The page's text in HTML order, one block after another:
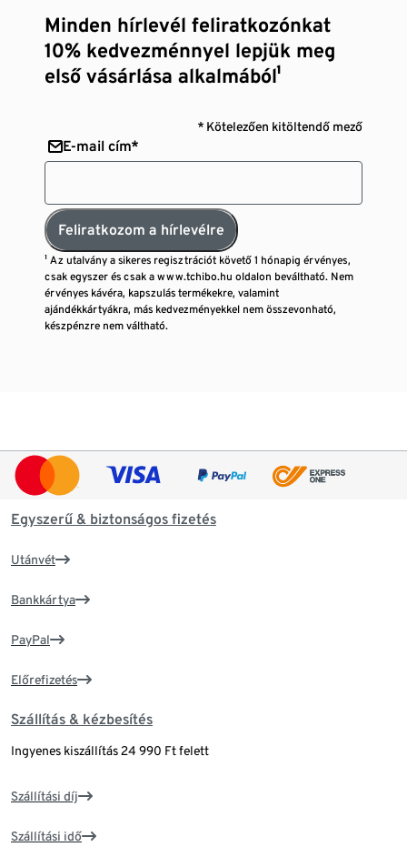
Minden hírlevél feliratkozónkat
10% kedvezménnyel lepjük meg
első vásárlása alkalmából¹
* Kötelezően kitöltendő mező
E-mail cím*
Feliratkozom a hírlevélre
¹ Az utalvány a sikeres regisztrációt követő 1 hónapig érvényes,
csak egyszer és csak a www.tchibo.hu oldalon beváltható. Nem
érvényes kávéra, kapszulás termékekre, valamint
ajándékkártyákra, más kedvezményekkel nem összevonható,
készpénzre nem váltható.
Egyszerű & biztonságos fizetés
Utánvét
Bankkártya
PayPal
Előrefizetés
Szállítás & kézbesítés
Ingyenes kiszállítás 24 990 Ft felett
Szállítási díj
Szállítási idő